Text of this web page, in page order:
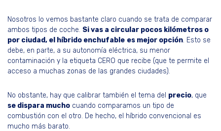
Nosotros lo vemos bastante claro cuando se trata de comparar
ambos tipos de coche. Si vas a circular pocos kilómetros o
por ciudad, el híbrido enchufable es mejor opción. Esto se
debe, en parte, a su autonomía eléctrica, su menor
contaminación y la etiqueta CERO que recibe (que te permite el
acceso a muchas zonas de las grandes ciudades).
No obstante, hay que calibrar también el tema del precio, que
se dispara mucho cuando comparamos un tipo de
combustión con el otro. De hecho, el híbrido convencional es
mucho más barato.